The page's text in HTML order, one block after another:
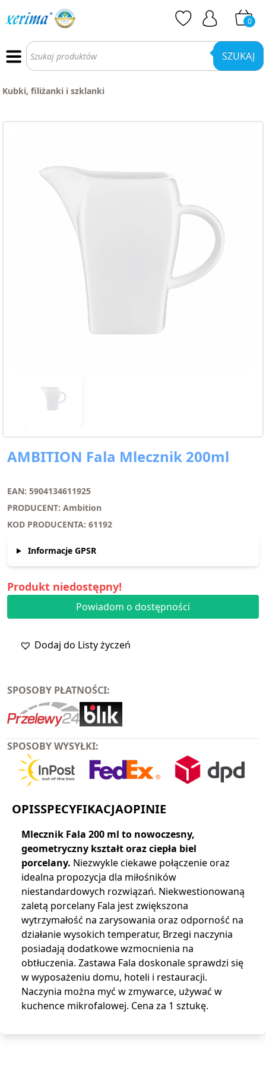
0
Wyszukiwarka
produktów SZUKAJ
Kubki, filiżanki i szklanki
AMBITION Fala Mlecznik 200ml
EAN: 5904134611925
PRODUCENT: Ambition
KOD PRODUCENTA: 61192
Informacje GPSR
Produkt niedostępny!
Powiadom o dostępności
Dodaj do Listy życzeń
SPOSOBY PŁATNOŚCI:
SPOSOBY WYSYŁKI:
OPISSPECYFIKACJAOPINIE
Mlecznik Fala 200 ml to nowoczesny,
geometryczny kształt oraz ciepła biel
porcelany. Niezwykle ciekawe połączenie oraz
idealna propozycja dla miłośników
niestandardowych rozwiązań. Niekwestionowaną
zaletą porcelany Fala jest zwiększona
wytrzymałość na zarysowania oraz odporność na
działanie wysokich temperatur, Brzegi naczynia
posiadają dodatkowe wzmocnienia na
obtłuczenia. Zastawa Fala doskonale sprawdzi się
w wyposażeniu domu, hoteli i restauracji.
Naczynia można myć w zmywarce, używać w
kuchence mikrofalowej. Cena za 1 sztukę.